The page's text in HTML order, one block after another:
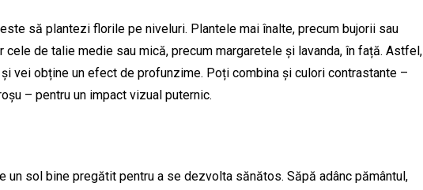
să plantezi florile pe niveluri. Plantele mai înalte, precum bujorii sau
cele de talie medie sau mică, precum margaretele și lavanda, în față. Astfel,
vei obține un efect de profunzime. Poți combina și culori contrastante –
– pentru un impact vizual puternic.
un sol bine pregătit pentru a se dezvolta sănătos. Săpă adânc pământul,